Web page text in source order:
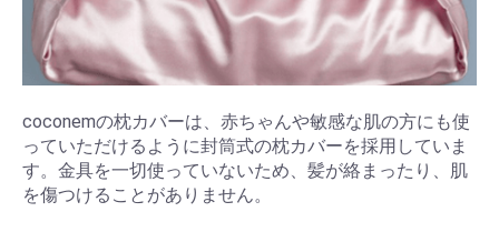
coconemの枕カバーは、赤ちゃんや敏感な肌の方にも使
っていただけるように封筒式の枕カバーを採用していま
す。金具を一切使っていないため、髪が絡まったり、肌
を傷つけることがありません。